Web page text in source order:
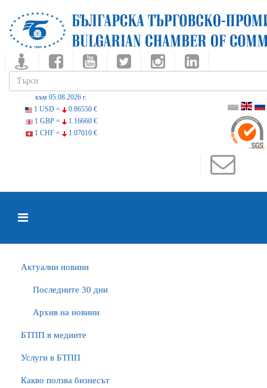
към 05.08.2026 г.
1 USD =
0.86550 €
1 GBP =
1.16660 €
1 CHF =
1.07010 €
Актуални новини
Последните 30 дни
Архив на новини
БTПП в медиите
Услуги в БТПП
Какво ползва бизнесът